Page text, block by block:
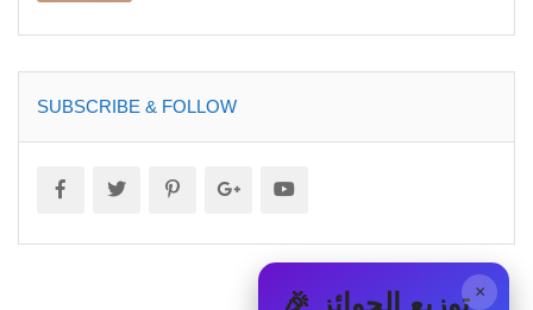
SUBSCRIBE & FOLLOW
× 🎉 توزيع الجوائز